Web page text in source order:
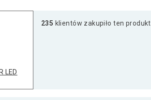
LED
235 klientów zakupiło ten produkt